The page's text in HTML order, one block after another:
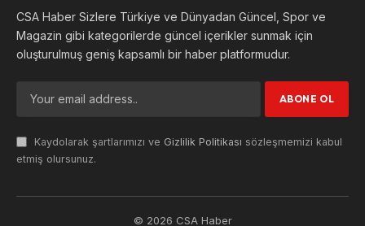
CSA Haber Sizlere Türkiye ve Dünyadan Güncel, Spor ve
Magazin gibi kategorilerde güncel içerikler sunmak için
oluşturulmuş geniş kapsamlı bir haber platformudur.
Kaydolarak şartlarımızı ve Gizlilik Politikası sözleşmemizi kabul
etmiş olursunuz.
© 2026 CSA Haber